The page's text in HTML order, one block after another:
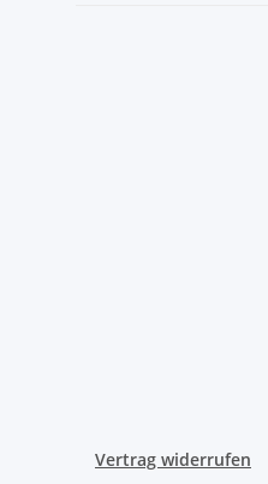
Vertrag widerrufen